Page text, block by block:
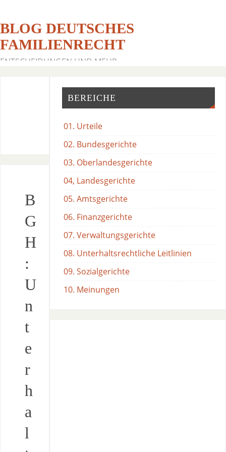
BLOG DEUTSCHES
FAMILIENRECHT
ENTSCHEIDUNGEN UND MEHR
B
G
H
:
U
n
t
e
r
h
a
l
BEREICHE
01. Urteile
02. Bundesgerichte
03. Oberlandesgerichte
04, Landesgerichte
05. Amtsgerichte
06. Finanzgerichte
07. Verwaltungsgerichte
08. Unterhaltsrechtliche Leitlinien
09. Sozialgerichte
10. Meinungen